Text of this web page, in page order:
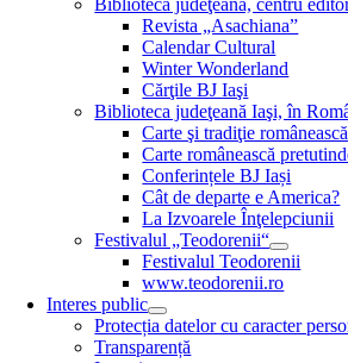
Biblioteca judeţeană, centru
Revista „Asachiana”
Calendar Cultural
Winter Wonderland
Cărţile BJ Iaşi
Biblioteca judeţeană Iaşi, în
Carte şi tradiţie românească
Carte românească
Conferințele BJ Iași
Cât de departe e America?
La Izvoarele Înţelepciunii
Festivalul „Teodorenii“
Festivalul Teodorenii
www.teodorenii.ro
Interes public
Protecția datelor cu caracter
Transparență